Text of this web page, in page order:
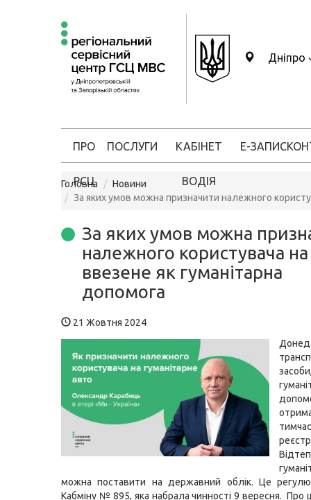
Дніпро
ПРО
РСЦ
ПОСЛУГИ КАБІНЕТ
ВОДІЯ
Е-ЗАПИС
Головна
Новини
За яких умов можна призначити належного
За яких умов можна
належного користувача на
ввезене як гуманітарна
допомога
21 Жовтня 2024
можна поставити на державний облік. Це
Кабміну № 895, яка набрала чинності 9 вересня. Про